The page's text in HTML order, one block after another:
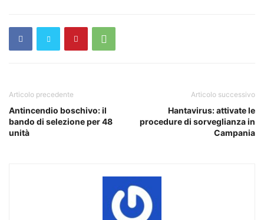
Articolo precedente
Antincendio boschivo: il
bando di selezione per 48
unità
Articolo successivo
Hantavirus: attivate le
procedure di sorveglianza in
Campania